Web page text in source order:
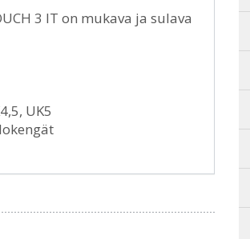
3 IT on mukava ja sulava
UK5